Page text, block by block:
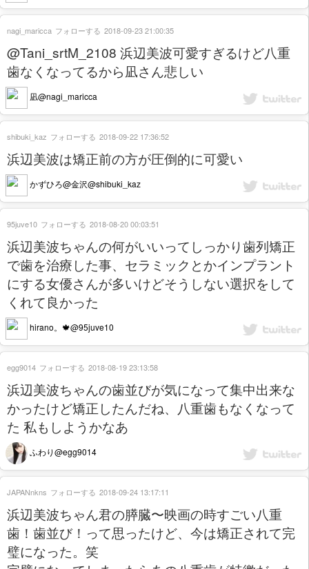
@Tani_srtM_2108 浜辺美波可愛すぎるけど八重
歯なくなってるから凪さん悲しい
凪@nagi_maricca
nagi_maricca フォローする 2018-09-23 21:00:35
浜辺美波は矯正前の方が圧倒的に可愛い
かずひろ@金沢@shibuki_kaz
shibuki_kaz フォローする 2018-09-22 17:36:52
浜辺美波ちゃんの何がいいってしっかり歯列矯正
で歯を治療した事、セラミックとかインプラント
にする女優さんが多いけどそうしない選択をして
くれて良かった
hirano。🍁@95juve10
95juve10 フォローする 2018-08-20 00:03:51
浜辺美波ちゃんの歯並びが気になって集中出来な
かったけど矯正したんだね、八重歯もなくなって
た 私もしようかなあ
ふわり@egg9014
egg9014 フォローする 2018-08-19 23:13:58
浜辺美波ちゃん君の膵臓〜映画の時すごい八重
歯！歯並び！って思ったけど、今は矯正されて完
璧になった。笑
JAPANnkns フォローする 2018-09-24 13:17:11